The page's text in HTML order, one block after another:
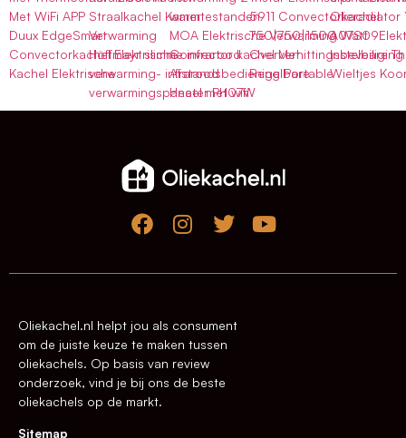
Met WiFi APP
Duux EdgeSmart
Convectorkachel Elektrische
Kachel Elektrische
Straalkachel Kamer
Verwarming
Höffmayr slimme infrarood
verwarming- infrarood
verwarmingspaneel met wifi
warmtestanden
MOA Elektrische Verwarming
Convector kachel Met
Afstandsbediening Portable
Heater PH07W
5911 Convectorkachel
750|750|1500 Watt
Oververhittingsbeveiliging
Regelbare
Olieradiator
Instelbare
Wieltjes
Oliekachel.nl helpt jou als consument
om de juiste keuze te maken tussen
oliekachels. Op basis van review
onderzoek, vind je bij ons de beste
oliekachels op de markt.
Sitemap